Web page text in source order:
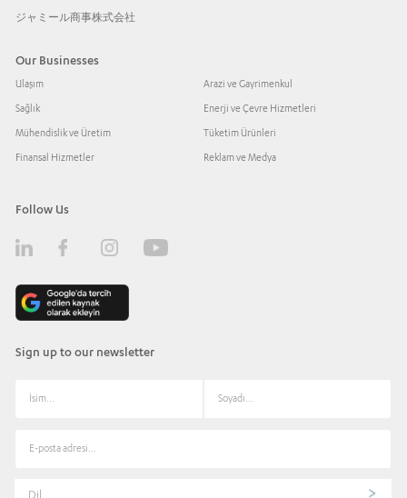
ジャミール商事株式会社
Our Businesses
Ulaşım
Sağlık
Mühendislik ve Üretim
Finansal Hizmetler
Arazi ve Gayrimenkul
Enerji ve Çevre Hizmetleri
Tüketim Ürünleri
Reklam ve Medya
Follow Us
Sign up to our newsletter
Dil